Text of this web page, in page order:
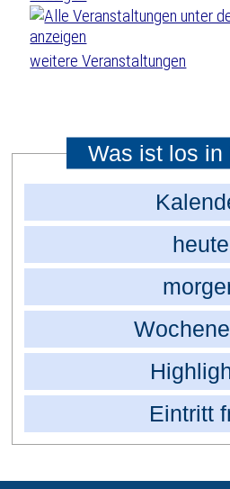
weitere Veranstaltungen
Was ist los in
heute
Eintritt